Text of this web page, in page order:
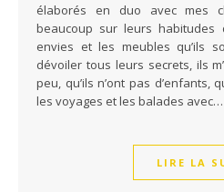
élaborés en duo avec mes
beaucoup sur leurs habitudes
envies et les meubles qu’ils
dévoiler tous leurs secrets, ils
peu, qu’ils n’ont pas d’enfants,
les voyages et les balades avec…
LIRE LA